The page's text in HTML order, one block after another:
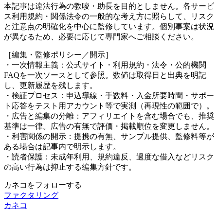
本記事は違法行為の教唆・助長を目的としません。各サービ
ス利用規約・関係法令の一般的な考え方に照らして、リスク
と注意点の明確化を中心に監修しています。個別事案は状況
が異なるため、必要に応じて専門家へご相談ください。
［編集・監修ポリシー／開示］
・一次情報主義：公式サイト・利用規約・法令・公的機関
FAQを一次ソースとして参照。数値は取得日と出典を明記
し、更新履歴を残します。
・検証プロセス：申込導線・手数料・入金所要時間・サポー
ト応答をテスト用アカウント等で実測（再現性の範囲で）。
・広告と編集の分離：アフィリエイトを含む場合でも、推奨
基準は一律。広告の有無で評価・掲載順位を変更しません。
・利害関係の開示：提携の有無、サンプル提供、監修料等が
ある場合は記事内で明示します。
・読者保護：未成年利用、規約違反、過度な借入などリスク
の高い行為は抑止する編集方針です。
カネコをフォローする
ファクタリング
カネコ